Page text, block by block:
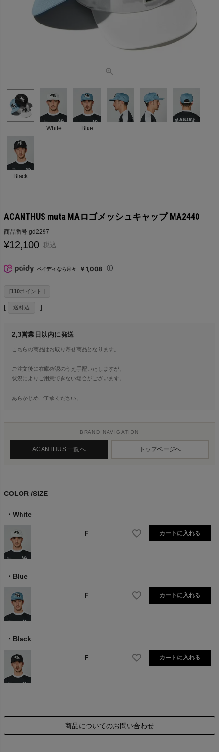
White Blue
Black
ACANTHUS muta MAロゴメッシュキャップ MA2440
商品番号 gd2297
¥12,100 税込
ペイディなら月々 ￥1,008
[110ポイント ]
送料込
2,3営業日以内に発送
こちらの商品はお取り寄せ商品となります。
ご注文後に在庫確認のうえ手配いたしますが、
状況によりご用意できない場合がございます。
あらかじめご了承ください。
BRAND NAVIGATION
ACANTHUS 一覧へ トップページへ
COLOR SIZE
White
F カートに入れる
Blue
F カートに入れる
Black
F カートに入れる
商品についてのお問い合わせ